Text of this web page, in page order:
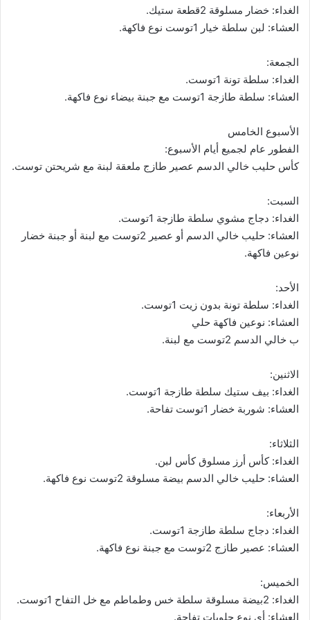
الغداء: خضار مسلوقة 2قطعة ستيك.
العشاء: لبن سلطة خيار 1توست نوع فاكهة.
الجمعة:
الغداء: سلطة تونة 1توست.
العشاء: سلطة طازجة 1توست مع جبنة بيضاء نوع فاكهة.
الأسبوع الخامس
الفطور عام لجميع أيام الأسبوع:
كأس حليب خالي الدسم عصير طازج ملعقة لبنة مع شريحتن توست.
السبت:
الغداء: دجاج مشوي سلطة طازجة 1توست.
العشاء: حليب خالي الدسم أو عصير 2توست مع لبنة أو جبنة خضار
نوعين فاكهة.
الأحد:
الغداء: سلطة تونة بدون زيت 1توست.
العشاء: نوعين فاكهة حلي
ب خالي الدسم 2توست مع لبنة.
الاثنين:
الغداء: بيف ستيك سلطة طازجة 1توست.
العشاء: شوربة خضار 1توست تفاحة.
الثلاثاء:
الغداء: كأس أرز مسلوق كأس لبن.
العشاء: حليب خالي الدسم بيضة مسلوقة 2توست نوع فاكهة.
الأربعاء:
الغداء: دجاج سلطة طازجة 1توست.
العشاء: عصير طازج 2توست مع جبنة نوع فاكهة.
الخميس:
الغداء: 2بيضة مسلوقة سلطة خس وطماطم مع خل التفاح 1توست.
العشاء: أي نوع حلويات تفاحة.